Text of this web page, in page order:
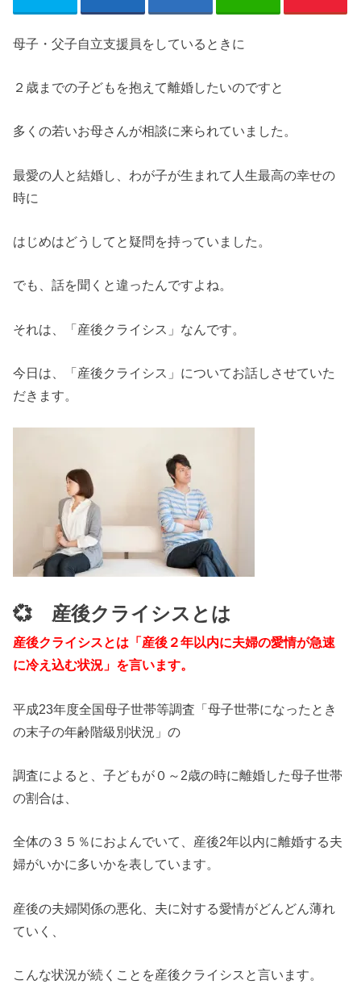
母子・父子自立支援員をしているときに
２歳までの子どもを抱えて離婚したいのですと
多くの若いお母さんが相談に来られていました。
最愛の人と結婚し、わが子が生まれて人生最高の幸せの
時に
はじめはどうしてと疑問を持っていました。
でも、話を聞くと違ったんですよね。
それは、「産後クライシス」なんです。
今日は、「産後クライシス」についてお話しさせていた
だきます。
💞 産後クライシスとは
産後クライシスとは「産後２年以内に夫婦の愛情が急速
に冷え込む状況」を言います。
平成23年度全国母子世帯等調査「母子世帯になったとき
の末子の年齢階級別状況」の
調査によると、子どもが０～2歳の時に離婚した母子世帯
の割合は、
全体の３５％におよんでいて、産後2年以内に離婚する夫
婦がいかに多いかを表しています。
産後の夫婦関係の悪化、夫に対する愛情がどんどん薄れ
ていく、
こんな状況が続くことを産後クライシスと言います。